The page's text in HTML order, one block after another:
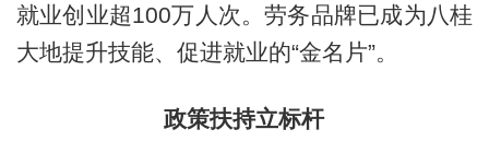
就业创业超100万人次。劳务品牌已成为八桂
大地提升技能、促进就业的“金名片”。
政策扶持立标杆